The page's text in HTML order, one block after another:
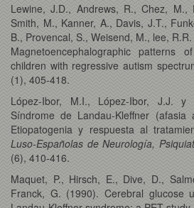
Lewine, J.D., Andrews, R., Chez, M.,
Smith, M., Kanner, A., Davis, J.T.,
B., Provencal, S., Weisend, M., lee,
Magnetoencephalographic patterns
children with regressive autism
(1), 405-418.
López-Ibor, M.I., López-Ibor, J.J. y
Síndrome de Landau-Kleffner (afasia
Etiopatogenia y respuesta al
Luso-Españolas de Neurología,
(6), 410-416.
Maquet, P., Hirsch, E., Dive, D.,
Franck, G. (1990). Cerebral glucose